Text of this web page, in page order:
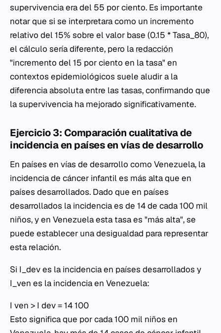
supervivencia era del 55 por ciento. Es importante
notar que si se interpretara como un incremento
relativo del 15% sobre el valor base (0.15 * Tasa_80),
el cálculo sería diferente, pero la redacción
"incremento del 15 por ciento en la tasa" en
contextos epidemiológicos suele aludir a la
diferencia absoluta entre las tasas, confirmando que
la supervivencia ha mejorado significativamente.
Ejercicio 3: Comparación cualitativa de
incidencia en países en vías de desarrollo
En países en vías de desarrollo como Venezuela, la
incidencia de cáncer infantil es más alta que en
países desarrollados. Dado que en países
desarrollados la incidencia es de 14 de cada 100 mil
niños, y en Venezuela esta tasa es "más alta", se
puede establecer una desigualdad para representar
esta relación.
Si I_deves la incidencia en países desarrollados y
I_ven es la incidencia en Venezuela:
I ven > I dev = 14 100
Esto significa que por cada 100 mil niños en